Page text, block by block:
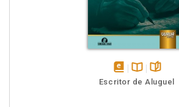
disponívelDisponível
páginas
Escritor de Aluguel